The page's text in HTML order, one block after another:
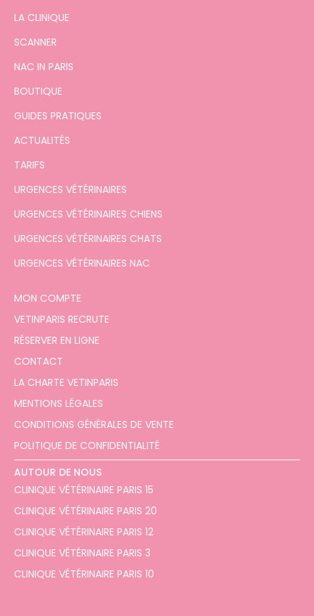
LA CLINIQUE
SCANNER
NAC IN PARIS
BOUTIQUE
GUIDES PRATIQUES
ACTUALITÉS
TARIFS
URGENCES VÉTÉRINAIRES
URGENCES VÉTÉRINAIRES CHIENS
URGENCES VÉTÉRINAIRES CHATS
URGENCES VÉTÉRINAIRES NAC
MON COMPTE
VETINPARIS RECRUTE
RÉSERVER EN LIGNE
CONTACT
LA CHARTE VETINPARIS
MENTIONS LÉGALES
CONDITIONS GÉNÉRALES DE VENTE
POLITIQUE DE CONFIDENTIALITÉ
AUTOUR DE NOUS
CLINIQUE VÉTÉRINAIRE PARIS 15
CLINIQUE VÉTÉRINAIRE PARIS 20
CLINIQUE VÉTÉRINAIRE PARIS 12
CLINIQUE VÉTÉRINAIRE PARIS 3
CLINIQUE VÉTÉRINAIRE PARIS 10